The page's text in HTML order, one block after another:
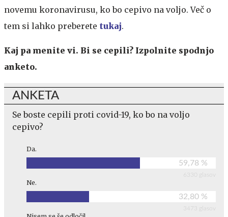
novemu koronavirusu, ko bo cepivo na voljo. Več o
tem si lahko preberete tukaj.
Kaj pa menite vi. Bi se cepili? Izpolnite spodnjo
anketo.
ANKETA
Se boste cepili proti covid-19, ko bo na voljo
cepivo?
Da.
59,78 %
6330 glasov
Ne.
32,80 %
3473 glasov